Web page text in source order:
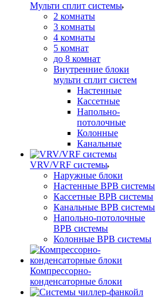
Мульти сплит системы
2 комнаты
3 комнаты
4 комнаты
5 комнат
до 8 комнат
Внутренние блоки
мульти сплит систем
Настенные
Кассетные
Напольно-
потолочные
Колонные
Канальные
VRV/VRF системы
Наружные блоки
Настенные ВРВ системы
Кассетные ВРВ системы
Канальные ВРВ системы
Напольно-потолочные
ВРВ системы
Колонные ВРВ системы
Компрессорно-
конденсаторные блоки